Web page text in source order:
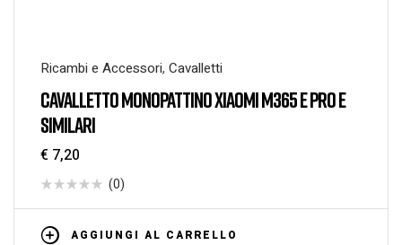
Ricambi e Accessori, Cavalletti
CAVALLETTO MONOPATTINO XIAOMI M365 E PRO E
SIMILARI
€ 7,20
(0)
AGGIUNGI AL CARRELLO